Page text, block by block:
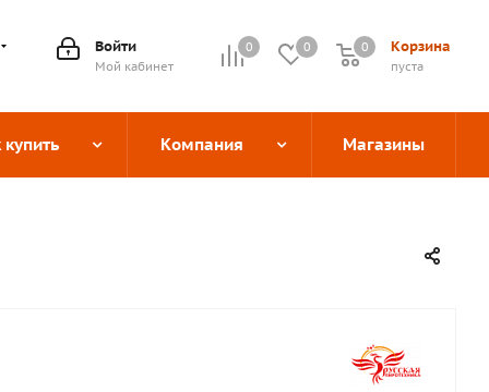
0 0 Корзина
0
пуста
0
Войти
Мой кабинет
купить Компания Магазины